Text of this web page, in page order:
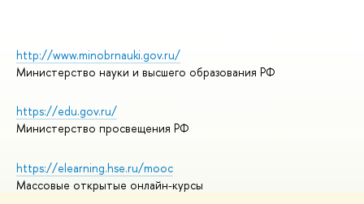
http://www.minobrnauki.gov.ru/
Министерство науки и высшего образования РФ
https://edu.gov.ru/
Министерство просвещения РФ
https://elearning.hse.ru/mooc
Массовые открытые онлайн-курсы